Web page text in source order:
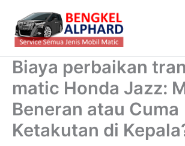
konten
Biaya perbaikan
matic Honda Jazz:
Beneran atau Cuma
Ketakutan di